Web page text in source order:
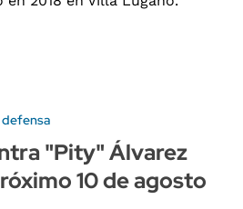
defensa
"Pity" Álvarez
10 de agosto